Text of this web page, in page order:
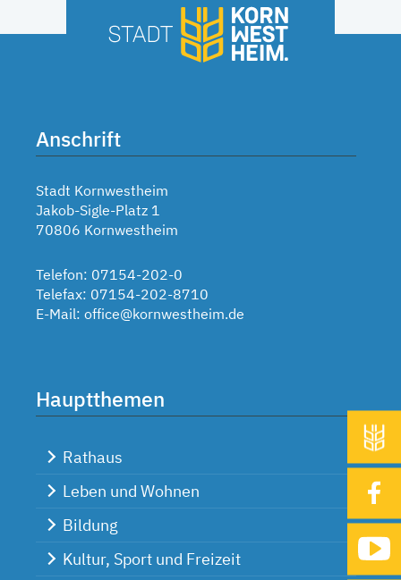
Anschrift
Stadt Kornwestheim
Jakob-Sigle-Platz 1
70806 Kornwestheim
Telefon: 07154-202-0
Telefax: 07154-202-8710
E-Mail: office@kornwestheim.de
Hauptthemen
Rathaus
Leben und Wohnen
Bildung
Kultur, Sport und Freizeit